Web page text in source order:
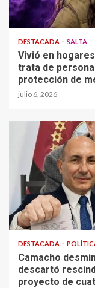
DESTACADA SALTA
Vivió en
trata de
protección de
julio 6, 2026
DESTACADA
Camacho
descartó
proyecto de